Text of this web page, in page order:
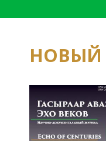
НОВЫЙ